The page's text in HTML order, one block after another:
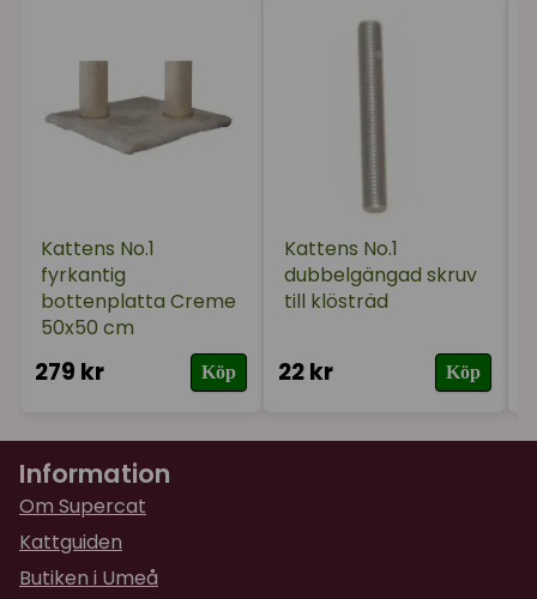
Kattens No.1
fyrkantig
bottenplatta Creme
50x50 cm
279 kr Köp
Kattens No.1
dubbelgängad skruv
till klösträd
22 kr Köp
Information
Om Supercat
Kattguiden
Butiken i Umeå